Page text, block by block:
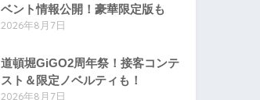
ベント情報公開！豪華限定版も
2026年8月7日
道頓堀GiGO2周年祭！接客コンテ
スト＆限定ノベルティも！
2026年8月7日